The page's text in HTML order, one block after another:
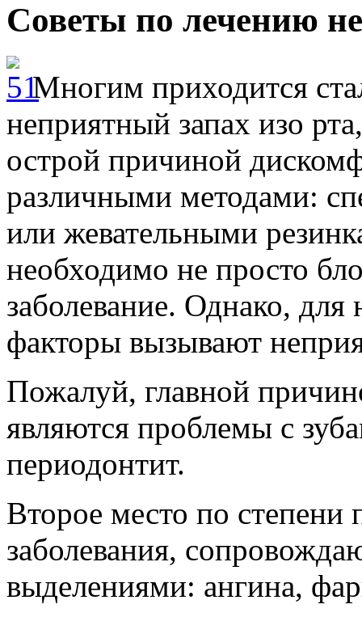
Советы по лечению
Многим приходится
неприятный запах изо
острой причиной
различными методами:
или жевательными
необходимо не просто
заболевание. Однако,
факторы вызывают
Пожалуй, главной
являются проблемы с
периодонтит.
Второе место по
заболевания,
выделениями: ангина,